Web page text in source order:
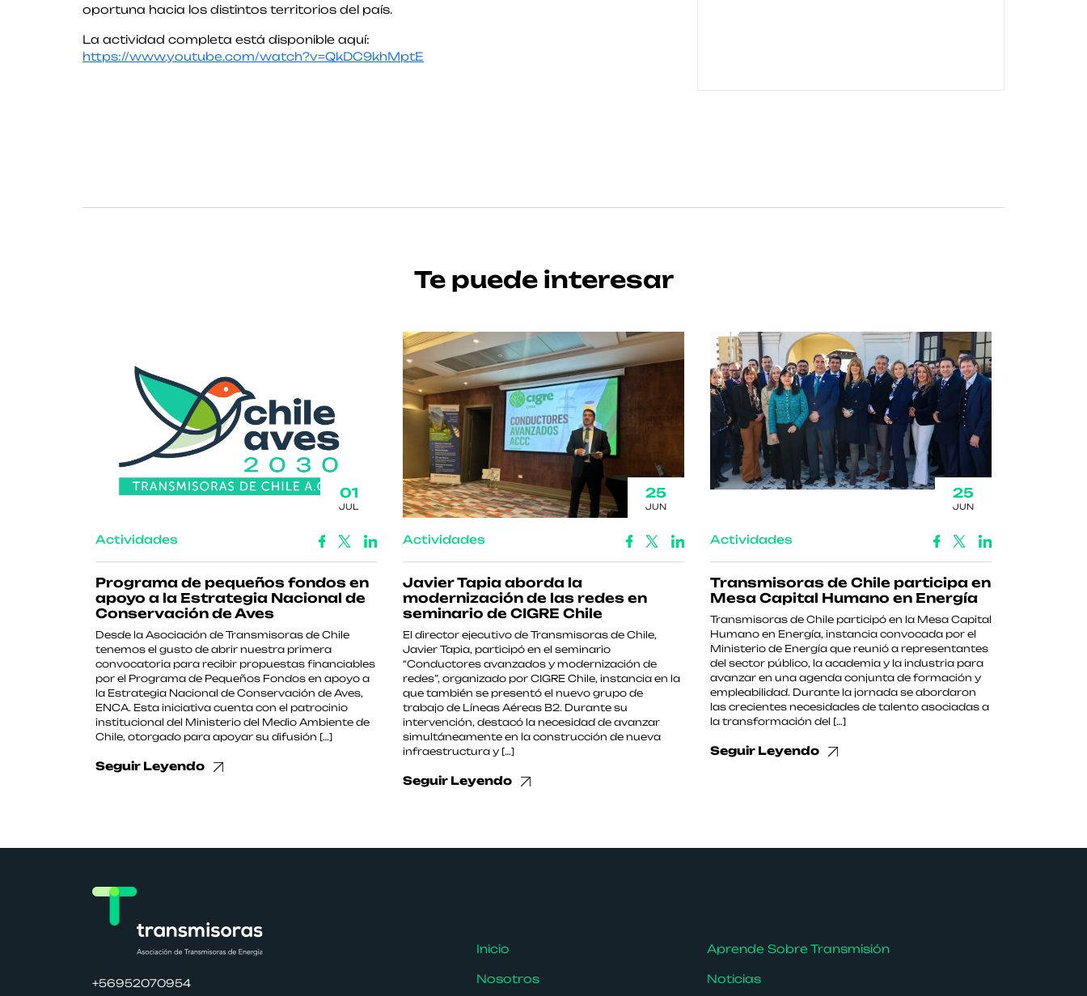
oportuna hacia los distintos territorios del país.
La actividad completa está disponible aquí:
https://www.youtube.com/watch?v=QkDC9khMptE
Te puede interesar
01
JUL
Actividades
Programa de pequeños fondos en
apoyo a la Estrategia Nacional de
Conservación de Aves
Desde la Asociación de Transmisoras de Chile
tenemos el gusto de abrir nuestra primera
convocatoria para recibir propuestas financiables
por el Programa de Pequeños Fondos en apoyo a
la Estrategia Nacional de Conservación de Aves,
ENCA. Esta iniciativa cuenta con el patrocinio
institucional del Ministerio del Medio Ambiente de
Chile, otorgado para apoyar su difusión […]
Seguir Leyendo
25
JUN
Actividades
Javier Tapia aborda la
modernización de las redes en
seminario de CIGRE Chile
El director ejecutivo de Transmisoras de Chile,
Javier Tapia, participó en el seminario
“Conductores avanzados y modernización de
redes”, organizado por CIGRE Chile, instancia en la
que también se presentó el nuevo grupo de
trabajo de Líneas Aéreas B2. Durante su
intervención, destacó la necesidad de avanzar
simultáneamente en la construcción de nueva
infraestructura y […]
Seguir Leyendo
25
JUN
Actividades
Transmisoras de Chile participa en
Mesa Capital Humano en Energía
Transmisoras de Chile participó en la Mesa Capital
Humano en Energía, instancia convocada por el
Ministerio de Energía que reunió a representantes
del sector público, la academia y la industria para
avanzar en una agenda conjunta de formación y
empleabilidad. Durante la jornada se abordaron
las crecientes necesidades de talento asociadas a
la transformación del […]
Seguir Leyendo
+56952070954
Inicio
Nosotros
Aprende Sobre Transmisión
Noticias